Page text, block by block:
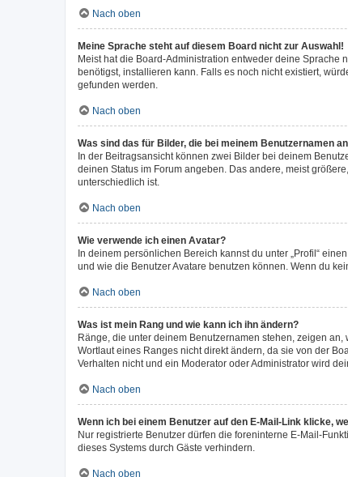
Nach oben
Meine Sprache steht auf diesem Board nicht zur Auswahl!
Meist hat die Board-Administration entweder deine Sprache
benötigst, installieren kann. Falls es noch nicht existiert,
gefunden werden.
Nach oben
Was sind das für Bilder, die bei meinem Benutzernamen
In der Beitragsansicht können zwei Bilder bei deinem
deinen Status im Forum angeben. Das andere, meist
unterschiedlich ist.
Nach oben
Wie verwende ich einen Avatar?
In deinem persönlichen Bereich kannst du unter „Profil“
und wie die Benutzer Avatare benutzen können. Wenn du
Nach oben
Was ist mein Rang und wie kann ich ihn ändern?
Ränge, die unter deinem Benutzernamen stehen, zeigen
Wortlaut eines Ranges nicht direkt ändern, da sie von der
Verhalten nicht und ein Moderator oder Administrator wird
Nach oben
Wenn ich bei einem Benutzer auf den E-Mail-Link klicke,
Nur registrierte Benutzer dürfen die foreninterne E-Mail-
dieses Systems durch Gäste verhindern.
Nach oben